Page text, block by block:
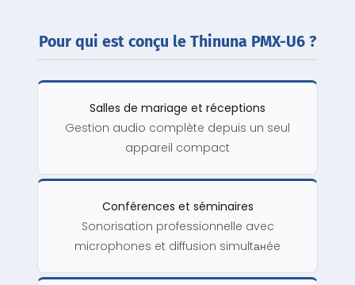
Pour qui est conçu le Thinuna PMX-U6 ?
Salles de mariage et réceptions
Gestion audio complète depuis un seul
appareil compact
Conférences et séminaires
Sonorisation professionnelle avec
microphones et diffusion simultанée